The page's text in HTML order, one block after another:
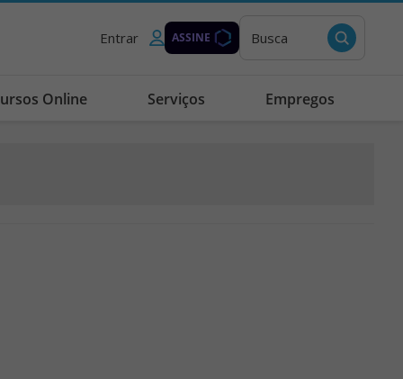
Entrar ASSINE Busca
Online Serviços Empregos